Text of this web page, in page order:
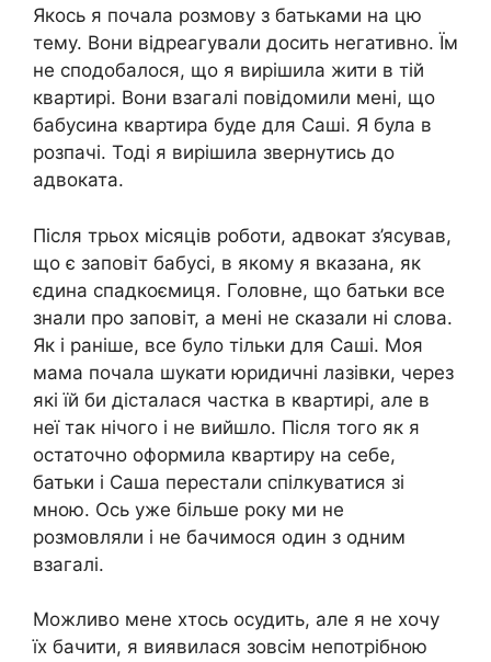
Якось я почала розмову з батьками на цю
тему. Вони відреагували досить негативно. Їм
не сподобалося, що я вирішила жити в тій
квартирі. Вони взагалі повідомили мені, що
бабусина квартира буде для Саші. Я була в
розпачі. Тоді я вирішила звернутись до
адвоката.
Після трьох місяців роботи, адвокат з’ясував,
що є заповіт бабусі, в якому я вказана, як
єдина спадкоємиця. Головне, що батьки все
знали про заповіт, а мені не сказали ні слова.
Як і раніше, все було тільки для Саші. Моя
мама почала шукати юридичні лазівки, через
які їй би дісталася частка в квартирі, але в
неї так нічого і не вийшло. Після того як я
остаточно оформила квартиру на себе,
батьки і Саша перестали спілкуватися зі
мною. Ось уже більше року ми не
розмовляли і не бачимося один з одним
взагалі.
Можливо мене хтось осудить, але я не хочу
їх бачити, я виявилася зовсім непотрібною